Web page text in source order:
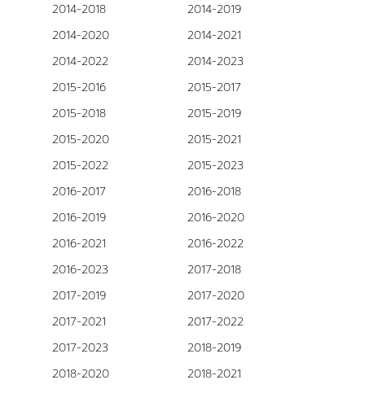
2014-2018
2014-2019
2014-2020
2014-2021
2014-2022
2014-2023
2015-2016
2015-2017
2015-2018
2015-2019
2015-2020
2015-2021
2015-2022
2015-2023
2016-2017
2016-2018
2016-2019
2016-2020
2016-2021
2016-2022
2016-2023
2017-2018
2017-2019
2017-2020
2017-2021
2017-2022
2017-2023
2018-2019
2018-2020
2018-2021